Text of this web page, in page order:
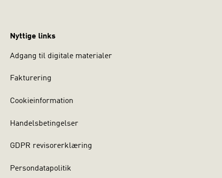
Nyttige links
Adgang til digitale materialer
Fakturering
Cookieinformation
Handelsbetingelser
GDPR revisorerklæring
Persondatapolitik